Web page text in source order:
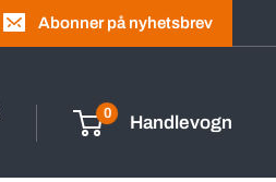
Abonner på nyhetsbrev
0 Handlevogn